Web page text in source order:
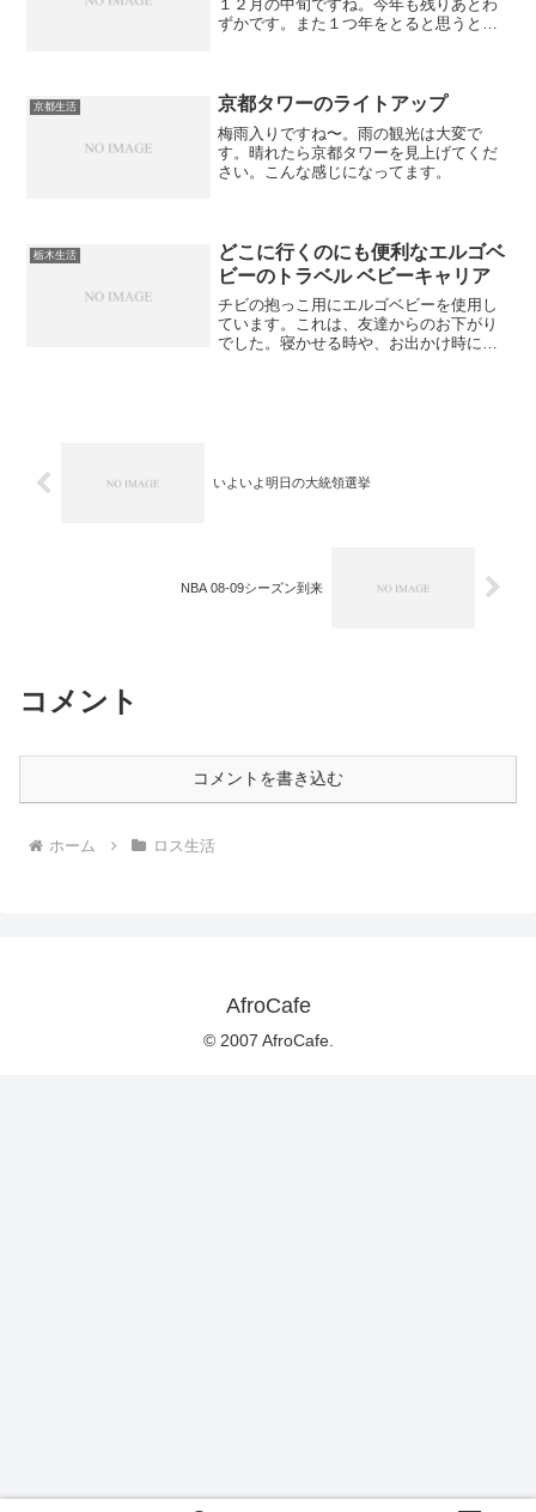
１２月の中旬ですね。今年も残りあとわ
ずかです。また１つ年をとると思うと、
ーな感じになります。朝シ...
京都生活 京都タワーのライトアップ
梅雨入りですね〜。雨の観光は大変で
す。晴れたら京都タワーを見上げてくだ
さい。こんな感じになってます。
栃木生活
どこに行くのにも便利なエルゴベ
ビーのトラベル ベビーキャリア
チビの抱っこ用にエルゴベビーを使用し
ています。これは、友達からのお下がり
でした。寝かせる時や、お出かけ時に使
いよいよ明日の大統領選挙
NBA 08-09シーズン到来
コメント
コメントを書き込む
ホーム ロス生活
AfroCafe
© 2007 AfroCafe.